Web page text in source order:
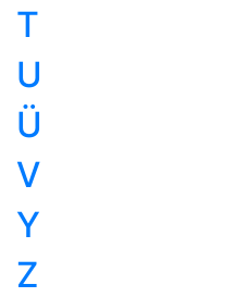
T
U
Ü
V
Y
Z